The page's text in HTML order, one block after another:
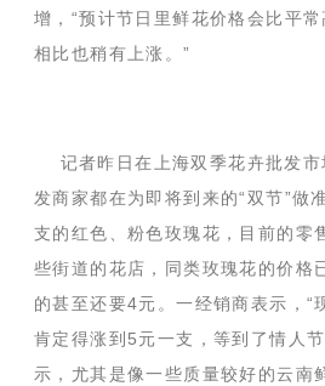
增，“预计节日里鲜花价格会比平
相比也稍有上涨。”
记者昨日在上海双季花卉批发市
发商家都在为即将到来的“双节”做
支的红色、粉色玫瑰花，目前的零
些街道的花店，同类玫瑰花的价格
的甚至还要4元。一经销商表示，“
肯定得涨到5元一支，等到了情人
示，尤其是像一些质量较好的云南